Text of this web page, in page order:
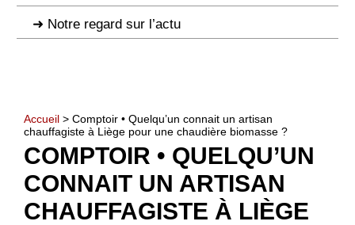
Notre regard sur l’actu
Accueil > Comptoir • Quelqu’un connait un artisan
chauffagiste à Liège pour une chaudière biomasse ?
COMPTOIR • QUELQU’UN
CONNAIT UN ARTISAN
CHAUFFAGISTE À LIÈGE